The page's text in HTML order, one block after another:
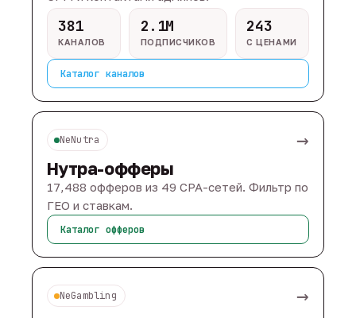
381
КАНАЛОВ
2.1M
ПОДПИСЧИКОВ
243
С ЦЕНАМИ
Каталог каналов
NeNutra →
Нутра-офферы
17,488 офферов из 49 CPA-сетей. Фильтр по
ГЕО и ставкам.
Каталог офферов
NeGambling →